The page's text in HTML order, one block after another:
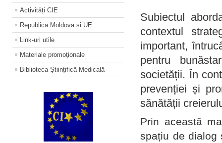
Activități CIE
Republica Moldova și UE
Link-uri utile
Materiale promoţionale
Biblioteca Științifică Medicală
Subiectul
contextul
important,
pentru
societății. În
prevenției și
sănătății
Prin această
spațiu de dialog